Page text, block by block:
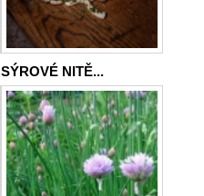
SÝROVÉ NITĚ...